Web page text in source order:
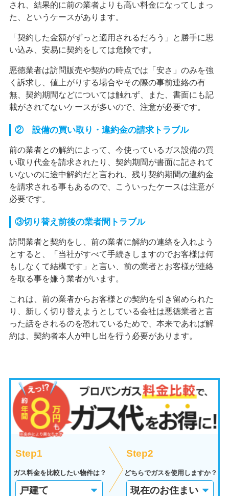
され、結果的に前の業者よりも高い料金になってしまっ
た、というケースがあります。
「契約した金額がずっと適用されるだろう」と勝手に思
い込み、安易に契約をしては危険です。
悪徳業者は訪問販売や契約の時点では「安さ」のみを強
く訴求し、値上がりする場合やその際の事前連絡の有
無、契約期間などについては触れず、また、書面にも記
載がされてないケースが多いので、注意が必要です。
② 設備の買い取り・違約金の請求トラブル
前の業者との解約によって、今使っているガス設備の買
い取り代金を請求されたり、契約期間が書面に記されて
いないのに途中解約だと言われ、残り契約期間の違約金
を請求される事もあるので、こういったケースは注意が
必要です。
③切り替え前後の業者間トラブル
訪問業者と契約をし、前の業者に解約の連絡を入れよう
とすると、「当社がすべて手続きしますのでお客様は何
もしなくて結構です」と言い、前の業者とお客様が連絡
を取る事を嫌う業者がいます。
これは、前の業者からお客様との契約を引き留められた
り、新しく切り替えようとしている会社は悪徳業者と言
った話をされるのを恐れているためで、本来であれば解
約は、契約者本人が申し出を行う必要があります。
Step1
ガス料金を比較したい物件は？
Step2
どちらでガスを使用しますか？